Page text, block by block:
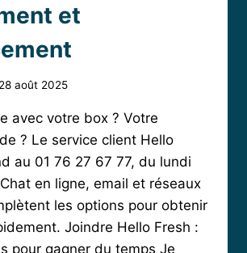
et
28 août 2025
avec votre box ? Votre
? Le service client Hello
au 01 76 27 67 77, du lundi
en ligne, email et réseaux
les options pour obtenir
Joindre Hello Fresh :
pour gagner du temps Je